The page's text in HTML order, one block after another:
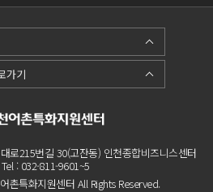
가기
로215번길 30(고잔동) 인천종합비즈니스센터
: 032-811-9601~5
특화지원센터 All Rights Reserved.